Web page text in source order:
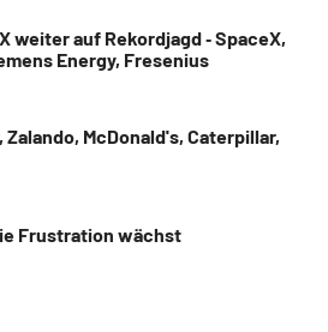
weiter auf Rekordjagd ‑ SpaceX,
Energy, Fresenius
Zalando, McDonald's, Caterpillar,
Frustration wächst